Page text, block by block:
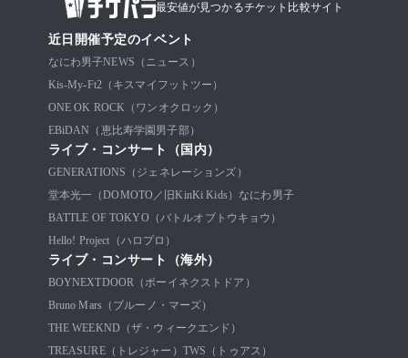
最安値が見つかるチケット比較サイト
近日開催予定のイベント
なにわ男子NEWS（ニュース）
Kis-My-Ft2（キスマイフットツー）
ONE OK ROCK（ワンオクロック）
EBiDAN（恵比寿学園男子部）
ライブ・コンサート（国内）
GENERATIONS（ジェネレーションズ）
堂本光一（DOMOTO／旧KinKi Kids） なにわ男子
BATTLE OF TOKYO（バトルオブトウキョウ）
Hello! Project（ハロプロ）
ライブ・コンサート（海外）
BOYNEXTDOOR（ボーイネクストドア）
Bruno Mars（ブルーノ・マーズ）
THE WEEKND（ザ・ウィークエンド）
TREASURE（トレジャー） TWS（トゥアス）